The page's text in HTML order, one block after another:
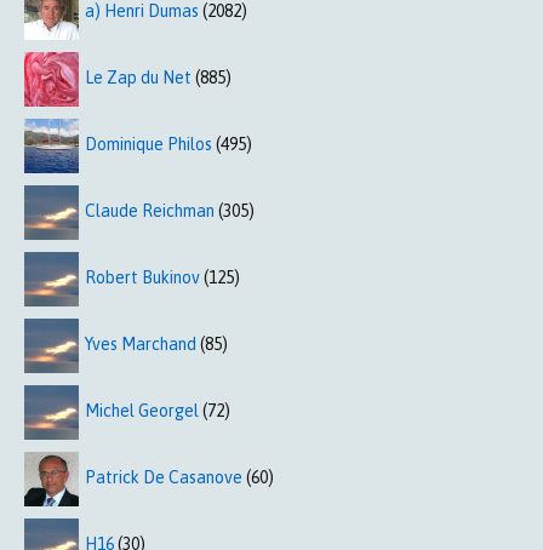
a) Henri Dumas (2082)
Le Zap du Net (885)
Dominique Philos (495)
Claude Reichman (305)
Robert Bukinov(125)
Yves Marchand (85)
Michel Georgel (72)
Patrick De Casanove (60)
H16(30)